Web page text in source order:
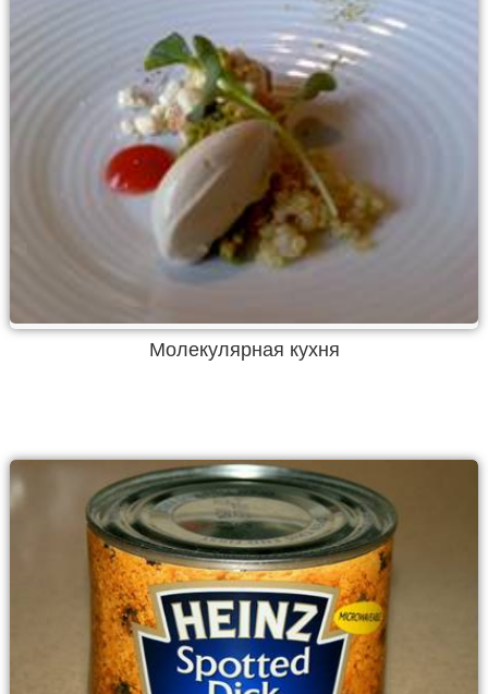
Молекулярная кухня